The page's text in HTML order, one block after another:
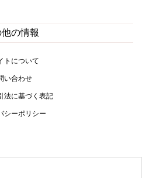
の情報
トについて
い合わせ
法に基づく表記
シーポリシー